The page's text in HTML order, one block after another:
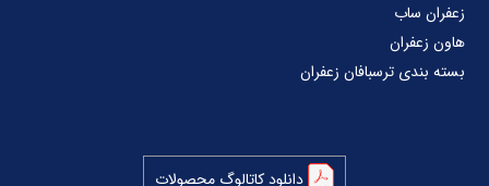
زعفران ساب
هاون زعفران
بسته بندی ترسبافان زعفران
دانلود کاتالوگ محصولات